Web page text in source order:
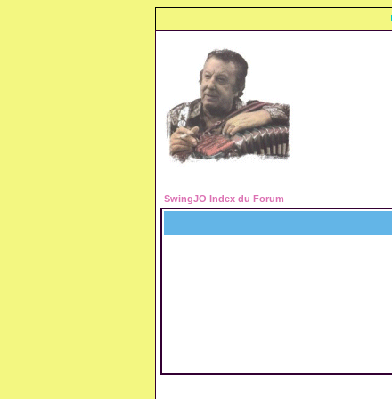
SwingJO Index du Forum